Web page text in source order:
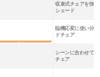
収束式チェアを快
シェード
臨機応変に使い分
ドチェア
シーンに合わせて
チェア